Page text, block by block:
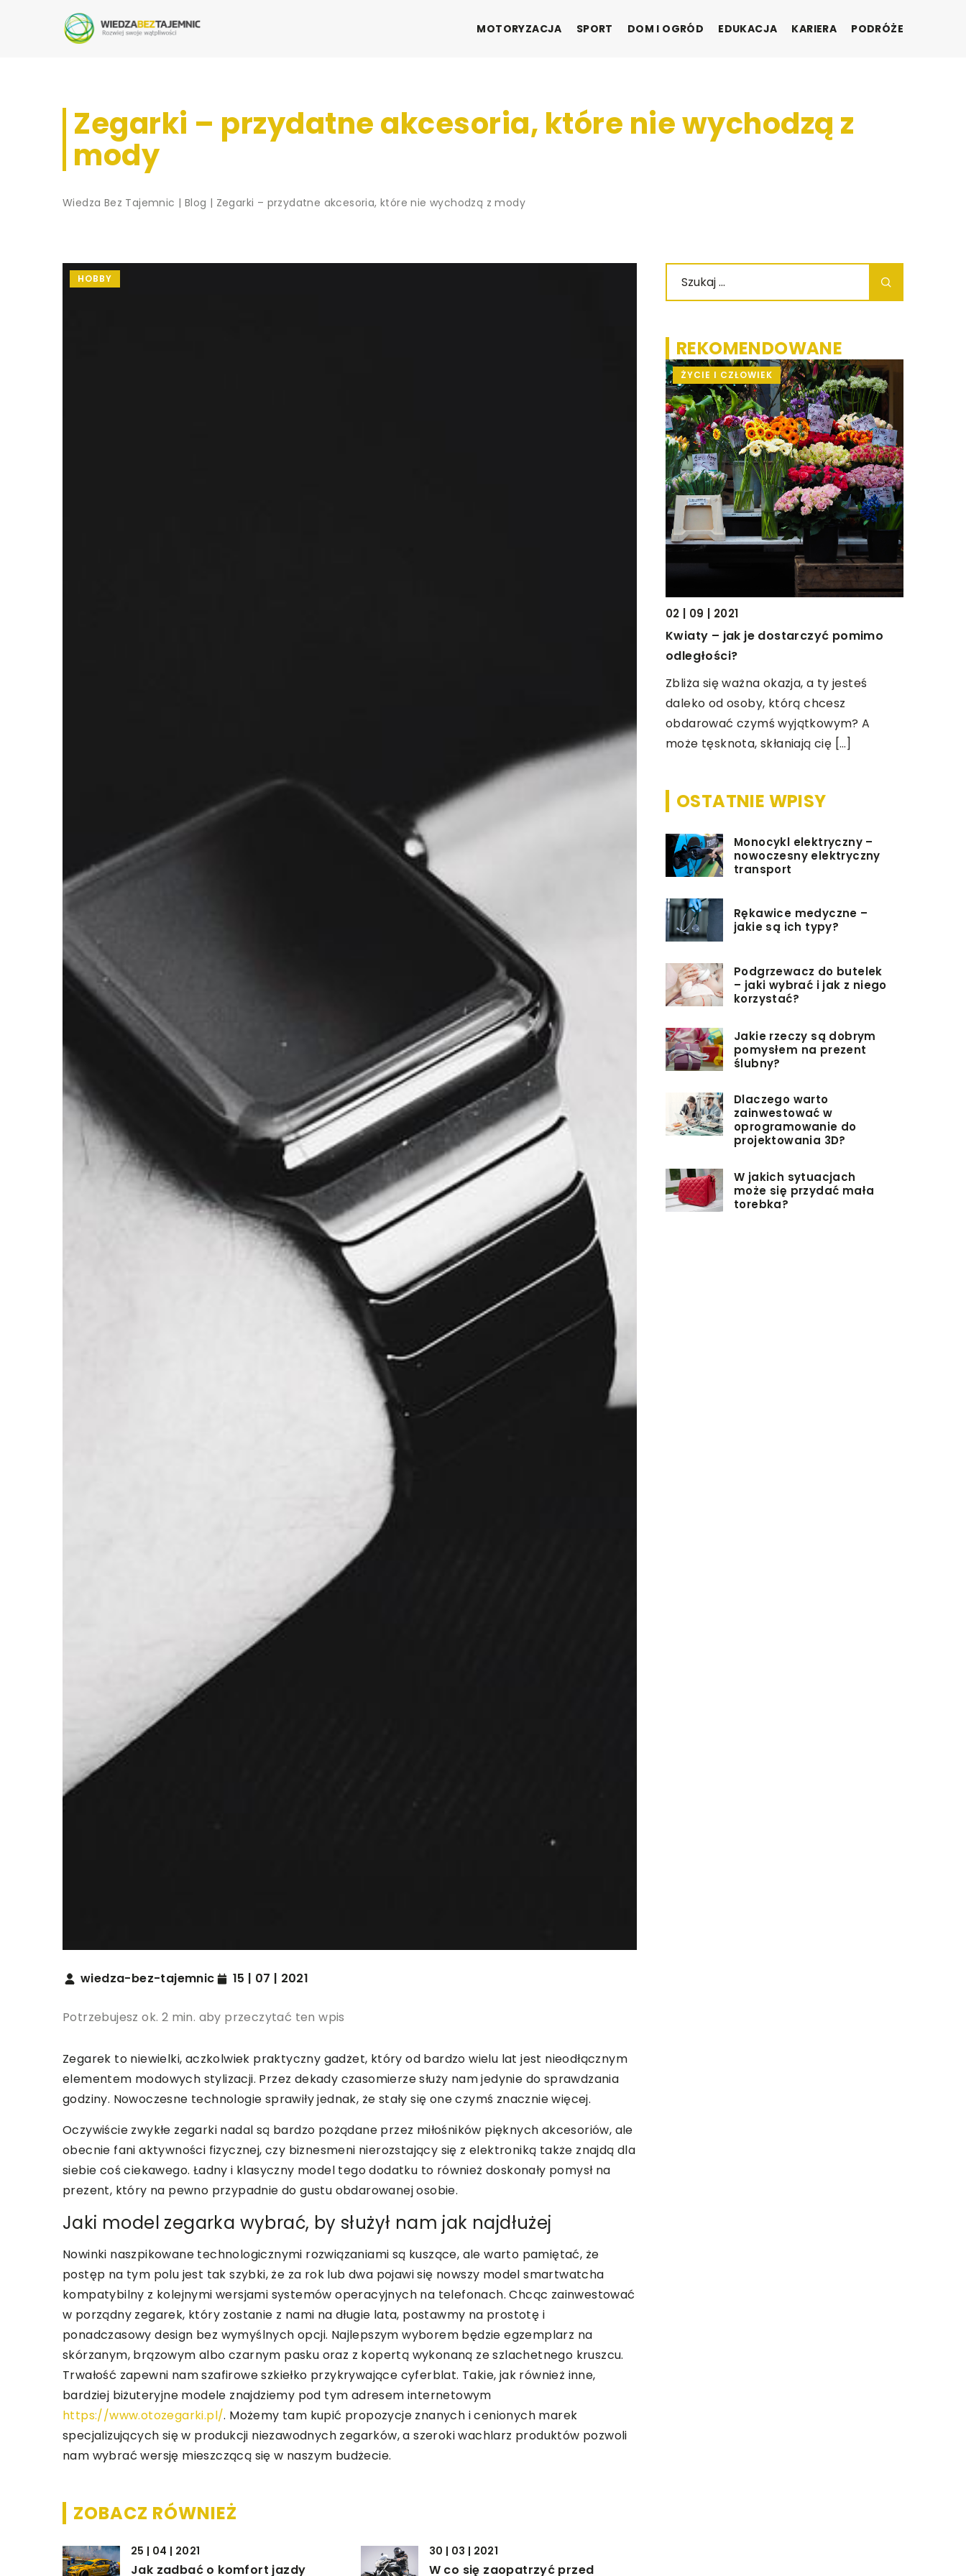
MOTORYZACJA SPORT DOM I OGRÓD EDUKACJA KARIERA PODRÓŻE
Zegarki – przydatne akcesoria, które nie wychodzą z
mody
Wiedza Bez Tajemnic | Blog | Zegarki – przydatne akcesoria, które nie wychodzą z mody
HOBBY
wiedza-bez-tajemnic 15 | 07 | 2021
Potrzebujesz ok. 2 min. aby przeczytać ten wpis
Zegarek to niewielki, aczkolwiek praktyczny gadżet, który od bardzo wielu lat jest nieodłącznym
elementem modowych stylizacji. Przez dekady czasomierze służy nam jedynie do sprawdzania
godziny. Nowoczesne technologie sprawiły jednak, że stały się one czymś znacznie więcej.
Oczywiście zwykłe zegarki nadal są bardzo pożądane przez miłośników pięknych akcesoriów, ale
obecnie fani aktywności fizycznej, czy biznesmeni nierozstający się z elektroniką także znajdą dla
siebie coś ciekawego. Ładny i klasyczny model tego dodatku to również doskonały pomysł na
prezent, który na pewno przypadnie do gustu obdarowanej osobie.
Jaki model zegarka wybrać, by służył nam jak najdłużej
Nowinki naszpikowane technologicznymi rozwiązaniami są kuszące, ale warto pamiętać, że
postęp na tym polu jest tak szybki, że za rok lub dwa pojawi się nowszy model smartwatcha
kompatybilny z kolejnymi wersjami systemów operacyjnych na telefonach. Chcąc zainwestować
w porządny zegarek, który zostanie z nami na długie lata, postawmy na prostotę i
ponadczasowy design bez wymyślnych opcji. Najlepszym wyborem będzie egzemplarz na
skórzanym, brązowym albo czarnym pasku oraz z kopertą wykonaną ze szlachetnego kruszcu.
Trwałość zapewni nam szafirowe szkiełko przykrywające cyferblat. Takie, jak również inne,
bardziej biżuteryjne modele znajdziemy pod tym adresem internetowym
https://www.otozegarki.pl/. Możemy tam kupić propozycje znanych i cenionych marek
specjalizujących się w produkcji niezawodnych zegarków, a szeroki wachlarz produktów pozwoli
nam wybrać wersję mieszczącą się w naszym budżecie.
ZOBACZ RÓWNIEŻ
25 | 04 | 2021
Jak zadbać o komfort jazdy
30 | 03 | 2021
W co się zaopatrzyć przed
REKOMENDOWANE
ŻYCIE I CZŁOWIEK
02 | 09 | 2021
Kwiaty – jak je dostarczyć pomimo
odległości?
Zbliża się ważna okazja, a ty jesteś
daleko od osoby, którą chcesz
obdarować czymś wyjątkowym? A
może tęsknota, skłaniają cię […]
OSTATNIE WPISY
Monocykl elektryczny –
nowoczesny elektryczny
transport
Rękawice medyczne –
jakie są ich typy?
Podgrzewacz do butelek
– jaki wybrać i jak z niego
korzystać?
Jakie rzeczy są dobrym
pomysłem na prezent
ślubny?
Dlaczego warto
zainwestować w
oprogramowanie do
projektowania 3D?
W jakich sytuacjach
może się przydać mała
torebka?